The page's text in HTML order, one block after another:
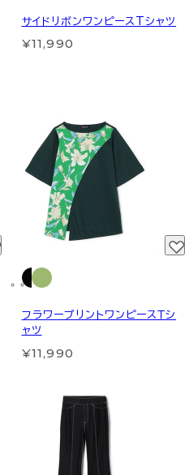
サイドリボンワンピースTシャツ
¥11,990
フラワープリントワンピースＴシ
ャツ
¥11,990